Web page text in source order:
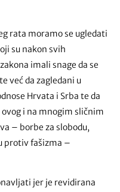
rata moramo se ugledati
su nakon svih
imali snage da se
već da zagledani u
Hrvata i Srba te da
i na mnogim sličnim
– borbe za slobodu,
protiv fašizma –
jer je revidirana